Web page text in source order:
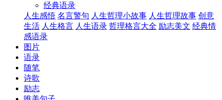
经典语录
人生感悟 名言警句 人生哲理小故事 人生哲理故事 创意
生活 人生格言 人生语录 哲理格言大全 励志美文 经典情
感语录
图片
语录
随笔
诗歌
励志